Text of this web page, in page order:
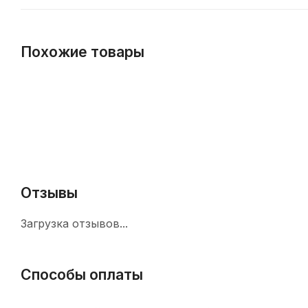
Похожие товары
Отзывы
Загрузка отзывов...
Способы оплаты